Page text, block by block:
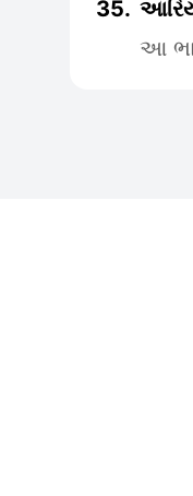
35.
આ